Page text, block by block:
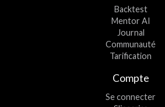
Backtest
Mentor AI
Journal
Communauté
Tarification
Compte
Se connecter